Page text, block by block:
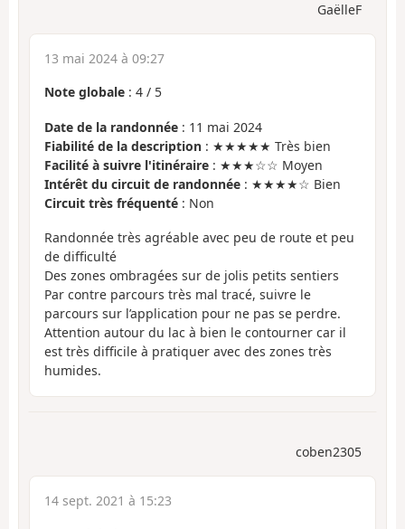
GaëlleF
13 mai 2024 à 09:27
Note globale : 4 / 5
Date de la randonnée : 11 mai 2024
Fiabilité de la description : ★★★★★ Très bien
Facilité à suivre l'itinéraire : ★★★☆☆ Moyen
Intérêt du circuit de randonnée : ★★★★☆ Bien
Circuit très fréquenté : Non
Randonnée très agréable avec peu de route et peu
de difficulté
Des zones ombragées sur de jolis petits sentiers
Par contre parcours très mal tracé, suivre le
parcours sur l’application pour ne pas se perdre.
Attention autour du lac à bien le contourner car il
est très difficile à pratiquer avec des zones très
humides.
coben2305
14 sept. 2021 à 15:23